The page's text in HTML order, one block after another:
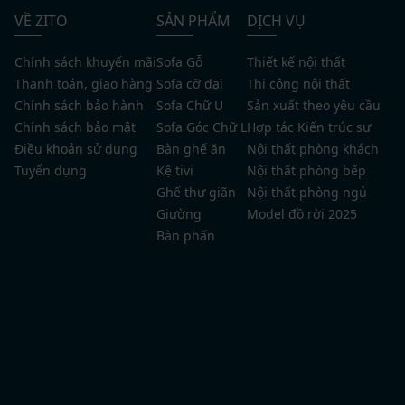
gọn gàng, thẩm mỹ
Báo giá thiết kế nội thất chung cư Trần
Duy Hưng mới nhất 2026
Chi phí thiết kế nội thất chung cư Trần Duy Hưng sẽ
phụ thuộc vào nhiều yếu tố như diện tích căn hộ,
phong cách lựa chọn, chất liệu gỗ, mức độ chi tiết của
từng hạng mục và các yêu cầu cá nhân từ gia chủ.
VỀ ZITO
Chính sách khuyến mãi
Thanh toán, giao hàng
Chính sách bảo hành
Chính sách bảo mật
Điều khoản sử dụng
Tuyển dụng
SẢN PHẨM
Sofa Gỗ
Sofa cỡ đại
Sofa Chữ U
Sofa Góc Chữ L
Bàn ghế ăn
Kệ tivi
Ghế thư giãn
Giường
Bàn phấn
DỊCH VỤ
Thiết kế nội thất
Thi công nội thất
Sản xuất theo yêu cầu
Hợp tác Kiến trúc sư
Nội thất phòng khách
Nội thất phòng bếp
Nội thất phòng ngủ
Model đồ rời 2025